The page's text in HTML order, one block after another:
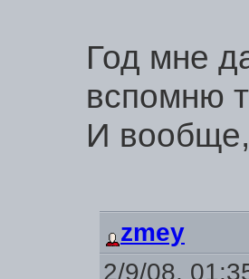
Год мне
вспомню
И вообще,
zmey
2/9/08,